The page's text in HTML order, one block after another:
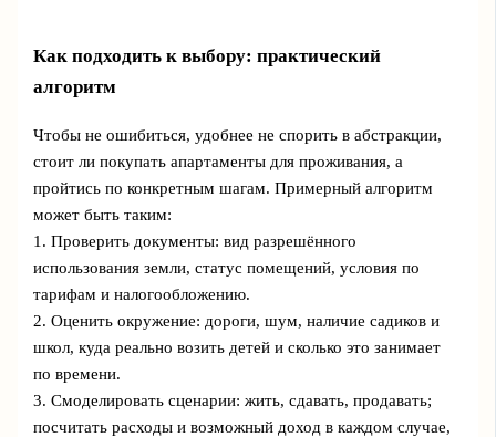
Как подходить к выбору: практический
алгоритм
Чтобы не ошибиться, удобнее не спорить в абстракции,
стоит ли покупать апартаменты для проживания, а
пройтись по конкретным шагам. Примерный алгоритм
может быть таким:
1. Проверить документы: вид разрешённого
использования земли, статус помещений, условия по
тарифам и налогообложению.
2. Оценить окружение: дороги, шум, наличие садиков и
школ, куда реально возить детей и сколько это занимает
по времени.
3. Смоделировать сценарии: жить, сдавать, продавать;
посчитать расходы и возможный доход в каждом случае,